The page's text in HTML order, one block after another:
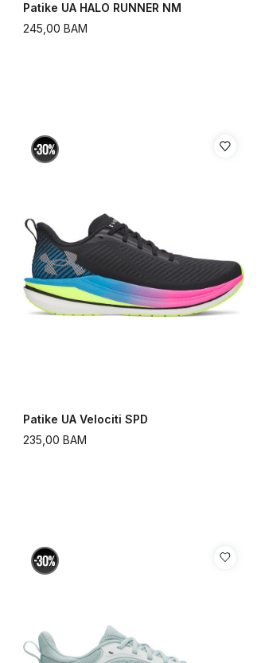
Patike UA HALO RUNNER NM
245,00 BAM
Patike UA Velociti SPD
235,00 BAM